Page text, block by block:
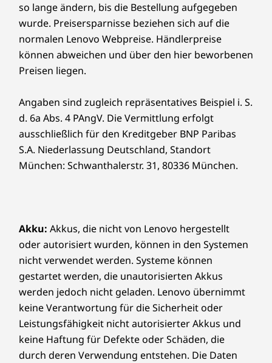
Entdecken Sie ein 16“ 2,8K OLED-Display mit
einem Seitenverhältnis von 16:10 und einer
variablen Bildwiederholfrequenz von 30-120
Hz. Außerdem schont er dank der TÜV-
Zertifizierung die Augen, sodass Sie ohne
sein können. Beobachten Sie, wie Ihre Ideen in
lebendigen Details auf dem Bildschirm
erscheinen, ob zum Lernen oder zum Spaß.
E/A der nächsten Stufe: verbinden,
übertragen, überragen
NACHHALTIGKEIT
Material
Metall
Zertifizierungen/Registrierungen
MIL-STD-810H
EPEAT ®Gold, sofern zutreffend*
ENERGY STAR®8.0
*Siehewww.epeat.net für den Registrierungsstatus nach Land.
WEITERE INFORMATIONEN
Sicherheit
Windows Hello mit IR-Kamera-Anmeldung
Vergleichen Vergleichen
Sämtliches ansehen Notebooks und Ultrabooks
Akkuaustauschs sind Sie abgesichert, falls es doch
einmal Probleme geben sollte. Verbessern Sie Ihr
Erlebnis noch weiter, indem Sie auf einen Vor-Ort-
Service upgraden. Lenovo vereint Notebook-
Performance und Versicherungsschutz in einem
erstklassigen Paket!
so lange ändern, bis die Bestellung aufgegeben
wurde. Preisersparnisse beziehen sich auf die
normalen Lenovo Webpreise. Händlerpreise
können abweichen und über den hier beworbenen
Preisen liegen.
Angaben sind zugleich repräsentatives Beispiel i. S.
d. 6a Abs. 4 PAngV. Die Vermittlung erfolgt
ausschließlich für den Kreditgeber BNP Paribas
S.A. Niederlassung Deutschland, Standort
München: Schwanthalerstr. 31, 80336 München.
Akku: Akkus, die nicht von Lenovo hergestellt
oder autorisiert wurden, können in den Systemen
nicht verwendet werden. Systeme können
gestartet werden, die unautorisierten Akkus
werden jedoch nicht geladen. Lenovo übernimmt
keine Verantwortung für die Sicherheit oder
Leistungsfähigkeit nicht autorisierter Akkus und
keine Haftung für Defekte oder Schäden, die
durch deren Verwendung entstehen. Die Daten